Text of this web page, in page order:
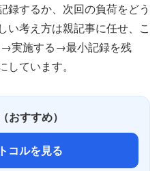
録するか、次回の負荷をどう
い考え方は親記事に任せ、こ
実施する→最小記録を残
ています。
おすすめ）
コルを見る